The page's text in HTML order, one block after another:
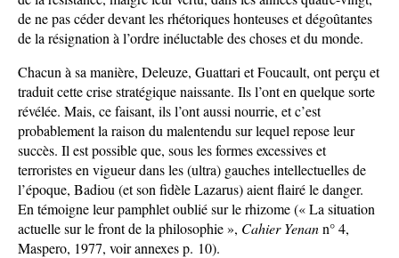
de ne pas céder devant les rhétoriques honteuses et dégoûtantes
de la résignation à l’ordre inéluctable des choses et du monde.
Chacun à sa manière, Deleuze, Guattari et Foucault, ont perçu et
traduit cette crise stratégique naissante. Ils l’ont en quelque sorte
révélée. Mais, ce faisant, ils l’ont aussi nourrie, et c’est
probablement la raison du malentendu sur lequel repose leur
succès. Il est possible que, sous les formes excessives et
terroristes en vigueur dans les (ultra) gauches intellectuelles de
l’époque, Badiou (et son fidèle Lazarus) aient flairé le danger.
En témoigne leur pamphlet oublié sur le rhizome (« La situation
actuelle sur le front de la philosophie », Cahier Yenann° 4,
Maspero, 1977, voir annexes p. 10).